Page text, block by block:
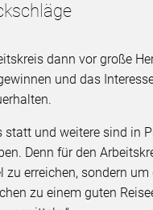
dann vor große
und das
und weitere sind in
Denn für den
erreichen, sondern
zu einem guten